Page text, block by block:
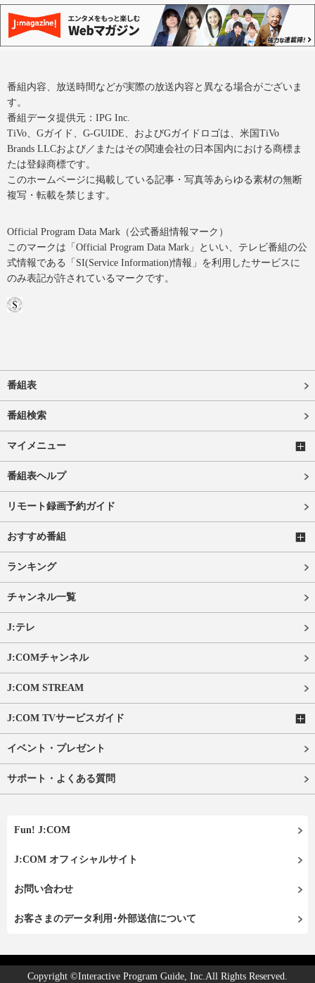
番組内容、放送時間などが実際の放送内容と異なる場合がございま
す。
番組データ提供元：IPG Inc.
TiVo、Gガイド、G-GUIDE、およびGガイドロゴは、米国TiVo
Brands LLCおよび／またはその関連会社の日本国内における商標ま
たは登録商標です。
このホームページに掲載している記事・写真等あらゆる素材の無断
複写・転載を禁じます。
Official Program Data Mark（公式番組情報マーク）
このマークは「Official Program Data Mark」といい、テレビ番組の公
式情報である「SI(Service Information)情報」を利用したサービスに
のみ表記が許されているマークです。
番組表
番組検索
マイメニュー
番組表ヘルプ
リモート録画予約ガイド
おすすめ番組
ランキング
チャンネル一覧
J:テレ
J:COMチャンネル
J:COM STREAM
J:COM TVサービスガイド
イベント・プレゼント
サポート・よくある質問
Fun! J:COM
J:COM オフィシャルサイト
お問い合わせ
お客さまのデータ利用･外部送信について
Copyright ©Interactive Program Guide, Inc.All Rights Reserved.